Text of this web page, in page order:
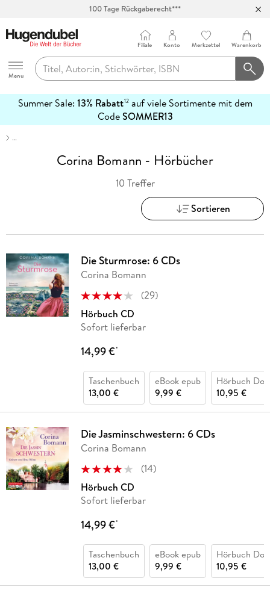
100 Tage Rückgaberecht***
Hugendubel
Menu
Filiale Konto Merkzettel Warenkorb
Summer Sale: 13% Rabatt12auf viele Sortimente mit dem
CodeSOMMER13
erfahren
…
Corina Bomann - Hörbücher
10 Treffer
Sortieren
Die Sturmrose: 6 CDs
Corina Bomann
(29)
Hörbuch CD
Sofort lieferbar
14,99 €*
Taschenbuch
13,00 €
eBook epub
9,99 €
Hörbuch
10,95 €
Die Jasminschwestern: 6 CDs
Corina Bomann
(14)
Hörbuch CD
Sofort lieferbar
14,99 €*
Taschenbuch
13,00 €
eBook epub
9,99 €
Hörbuch
10,95 €